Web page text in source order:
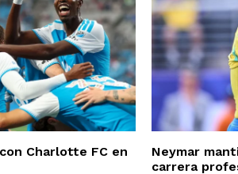
Charlotte FC en
Neymar
carrera